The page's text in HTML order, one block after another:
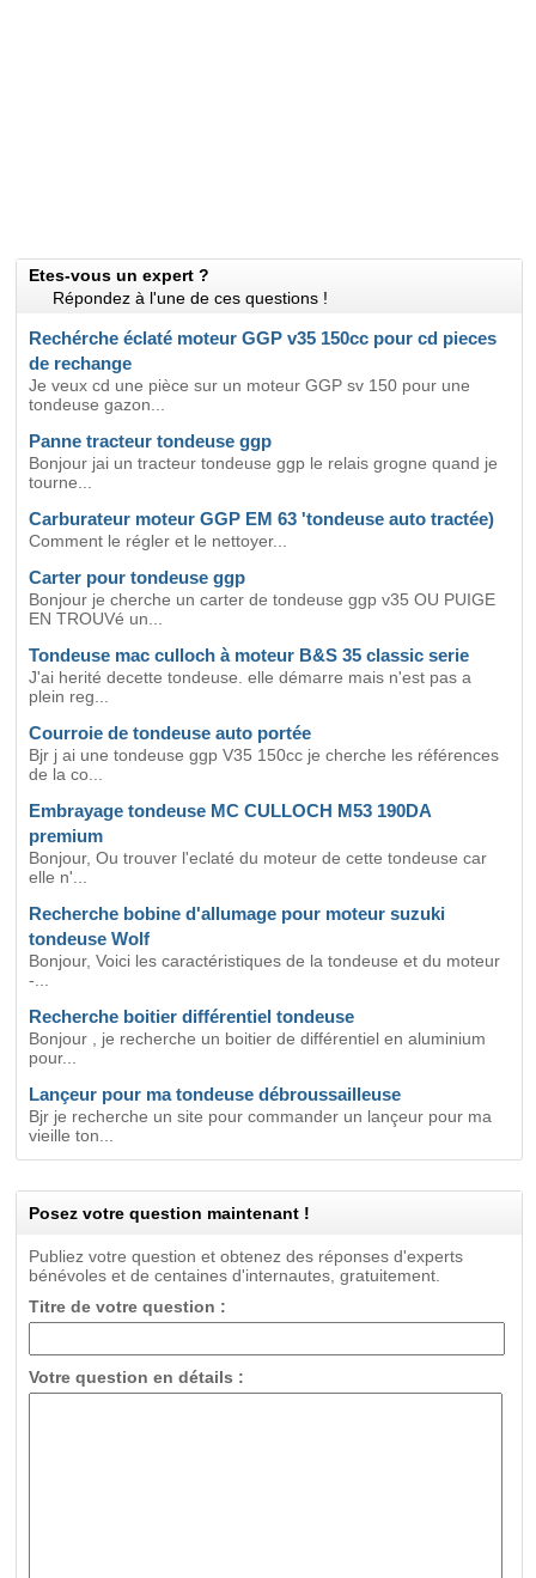
Etes-vous un expert ?
Répondez à l'une de ces questions !
Rechérche éclaté moteur GGP v35 150cc pour cd pieces
de rechange
Je veux cd une pièce sur un moteur GGP sv 150 pour une
tondeuse gazon...
Panne tracteur tondeuse ggp
Bonjour jai un tracteur tondeuse ggp le relais grogne quand je
tourne...
Carburateur moteur GGP EM 63 'tondeuse auto tractée)
Comment le régler et le nettoyer...
Carter pour tondeuse ggp
Bonjour je cherche un carter de tondeuse ggp v35 OU PUIGE
EN TROUVé un...
Tondeuse mac culloch à moteur B&S 35 classic serie
J'ai herité decette tondeuse. elle démarre mais n'est pas a
plein reg...
Courroie de tondeuse auto portée
Bjr j ai une tondeuse ggp V35 150cc je cherche les références
de la co...
Embrayage tondeuse MC CULLOCH M53 190DA
premium
Bonjour, Ou trouver l'eclaté du moteur de cette tondeuse car
elle n'...
Recherche bobine d'allumage pour moteur suzuki
tondeuse Wolf
Bonjour, Voici les caractéristiques de la tondeuse et du moteur
-...
Recherche boitier différentiel tondeuse
Bonjour , je recherche un boitier de différentiel en aluminium
pour...
Lançeur pour ma tondeuse débroussailleuse
Bjr je recherche un site pour commander un lançeur pour ma
vieille ton...
Posez votre question maintenant !
Publiez votre question et obtenez des réponses d'experts
bénévoles et de centaines d'internautes, gratuitement.
Titre de votre question :
Votre question en détails :